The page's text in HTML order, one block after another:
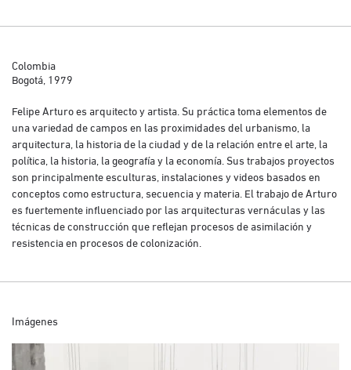
Colombia
Bogotá, 1979
Felipe Arturo es arquitecto y artista. Su práctica toma elementos de
una variedad de campos en las proximidades del urbanismo, la
arquitectura, la historia de la ciudad y de la relación entre el arte, la
política, la historia, la geografía y la economía. Sus trabajos proyectos
son principalmente esculturas, instalaciones y videos basados en
conceptos como estructura, secuencia y materia. El trabajo de Arturo
es fuertemente influenciado por las arquitecturas vernáculas y las
técnicas de construcción que reflejan procesos de asimilación y
resistencia en procesos de colonización.
Imágenes